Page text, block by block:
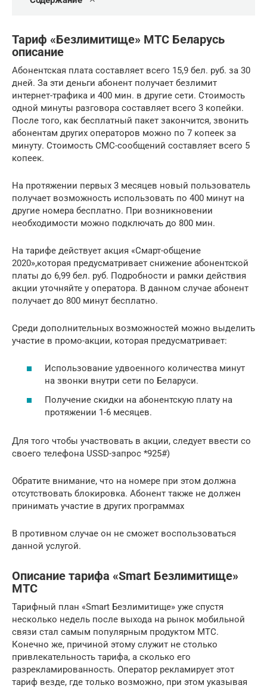
Тариф «Безлимитище» МТС Беларусь
описание
Абонентская плата составляет всего 15,9 бел. руб. за 30
дней. За эти деньги абонент получает безлимит
интернет-трафика и 400 мин. в другие сети. Стоимость
одной минуты разговора составляет всего 3 копейки.
После того, как бесплатный пакет закончится, звонить
абонентам других операторов можно по 7 копеек за
минуту. Стоимость СМС-сообщений составляет всего 5
копеек.
На протяжении первых 3 месяцев новый пользователь
получает возможность использовать по 400 минут на
другие номера бесплатно. При возникновении
необходимости можно подключать до 800 мин.
На тарифе действует акция «Смарт-общение
2020»,которая предусматривает снижение абонентской
платы до 6,99 бел. руб. Подробности и рамки действия
акции уточняйте у оператора. В данном случае абонент
получает до 800 минут бесплатно.
Среди дополнительных возможностей можно выделить
участие в промо-акции, которая предусматривает:
Использование удвоенного количества минут
на звонки внутри сети по Беларуси.
Получение скидки на абонентскую плату на
протяжении 1-6 месяцев.
Для того чтобы участвовать в акции, следует ввести со
своего телефона USSD-запрос *925#)
Обратите внимание, что на номере при этом должна
отсутствовать блокировка. Абонент также не должен
принимать участие в других программах
В противном случае он не сможет воспользоваться
данной услугой.
Описание тарифа «Smart Безлимитище»
МТС
Тарифный план «Smart Безлимитище» уже спустя
несколько недель после выхода на рынок мобильной
связи стал самым популярным продуктом МТС.
Конечно же, причиной этому служит не столько
привлекательность тарифа, а сколько его
разрекламированность. Оператор рекламирует этот
тариф везде, где только возможно, при этом указывая